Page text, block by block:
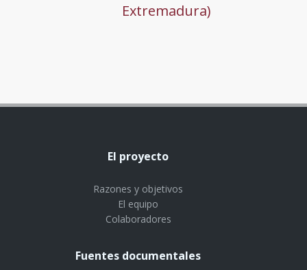
Extremadura)
El proyecto
Razones y objetivos
El equipo
Colaboradores
Fuentes documentales